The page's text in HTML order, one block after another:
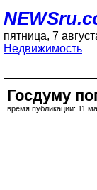
пятница, 7
Недвижимость
Госдуму
время публикации: 11